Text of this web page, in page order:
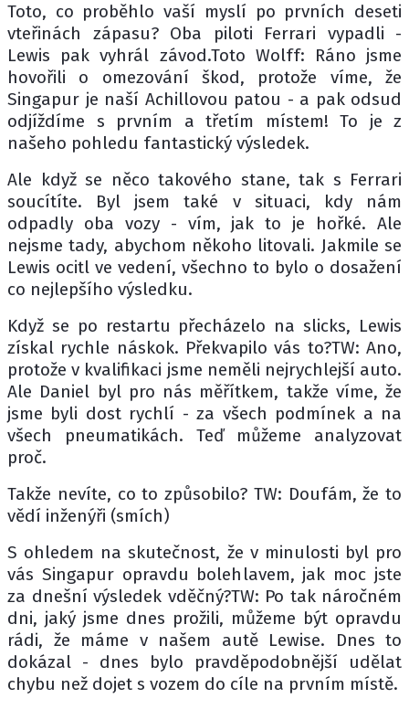
Toto, co proběhlo vaší myslí po prvních deseti
vteřinách zápasu? Oba piloti Ferrari vypadli -
Lewis pak vyhrál závod.Toto Wolff: Ráno jsme
hovořili o omezování škod, protože víme, že
Singapur je naší Achillovou patou - a pak odsud
odjíždíme s prvním a třetím místem! To je z
našeho pohledu fantastický výsledek.
Ale když se něco takového stane, tak s Ferrari
soucítíte. Byl jsem také v situaci, kdy nám
odpadly oba vozy - vím, jak to je hořké. Ale
nejsme tady, abychom někoho litovali. Jakmile se
Lewis ocitl ve vedení, všechno to bylo o dosažení
co nejlepšího výsledku.
Když se po restartu přecházelo na slicks, Lewis
získal rychle náskok. Překvapilo vás to?TW: Ano,
protože v kvalifikaci jsme neměli nejrychlejší auto.
Ale Daniel byl pro nás měřítkem, takže víme, že
jsme byli dost rychlí - za všech podmínek a na
všech pneumatikách. Teď můžeme analyzovat
proč.
Takže nevíte, co to způsobilo? TW: Doufám, že to
vědí inženýři (smích)
S ohledem na skutečnost, že v minulosti byl pro
vás Singapur opravdu bolehlavem, jak moc jste
za dnešní výsledek vděčný?TW: Po tak náročném
dni, jaký jsme dnes prožili, můžeme být opravdu
rádi, že máme v našem autě Lewise. Dnes to
dokázal - dnes bylo pravděpodobnější udělat
chybu než dojet s vozem do cíle na prvním místě.